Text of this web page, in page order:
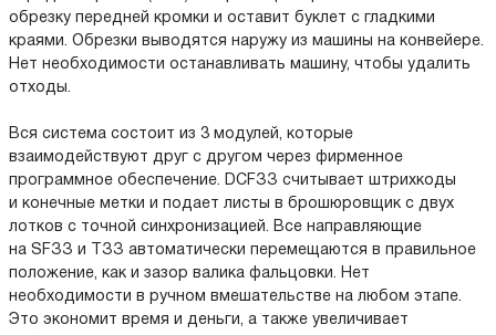
обрезку передней кромки и оставит буклет с гладкими
краями. Обрезки выводятся наружу из машины на конвейере.
Нет необходимости останавливать машину, чтобы удалить
отходы.
Вся система состоит из 3 модулей, которые
взаимодействуют друг с другом через фирменное
программное обеспечение. DСFЗЗ считывает штрихкоды
и конечные метки и подает листы в брошюровщик с двух
лотков с точной синхронизацией. Все направляющие
на SFЗЗ и ТЗЗ автоматически перемещаются в правильное
положение, как и зазор валика фальцовки. Нет
необходимости в ручном вмешательстве на любом этапе.
Это экономит время и деньги, а также увеличивает